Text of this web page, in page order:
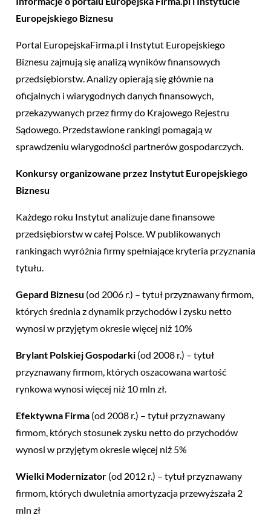
Europejskiego Biznesu
Portal EuropejskaFirma.pl i Instytut Europejskiego
Biznesu zajmują się analizą wyników finansowych
przedsiębiorstw. Analizy opierają się głównie na
oficjalnych i wiarygodnych danych finansowych,
przekazywanych przez firmy do Krajowego Rejestru
Sądowego. Przedstawione rankingi pomagają w
sprawdzeniu wiarygodności partnerów gospodarczych.
Konkursy organizowane przez Instytut Europejskiego
Biznesu
Każdego roku Instytut analizuje dane finansowe
przedsiębiorstw w całej Polsce. W publikowanych
rankingach wyróżnia firmy spełniające kryteria przyznania
tytułu.
Gepard Biznesu (od 2006 r.) – tytuł przyznawany firmom,
których średnia z dynamik przychodów i zysku netto
wynosi w przyjętym okresie więcej niż 10%
Brylant Polskiej Gospodarki (od 2008 r.) – tytuł
przyznawany firmom, których oszacowana wartość
rynkowa wynosi więcej niż 10 mln zł.
Efektywna Firma (od 2008 r.) – tytuł przyznawany
firmom, których stosunek zysku netto do przychodów
wynosi w przyjętym okresie więcej niż 5%
Wielki Modernizator (od 2012 r.) – tytuł przyznawany
firmom, których dwuletnia amortyzacja przewyższała 2
mln zł